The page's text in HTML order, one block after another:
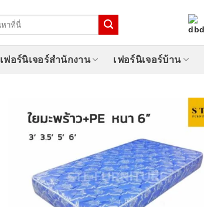
เฟอร์นิเจอร์สำนักงาน เฟอร์นิเจอร์บ้าน